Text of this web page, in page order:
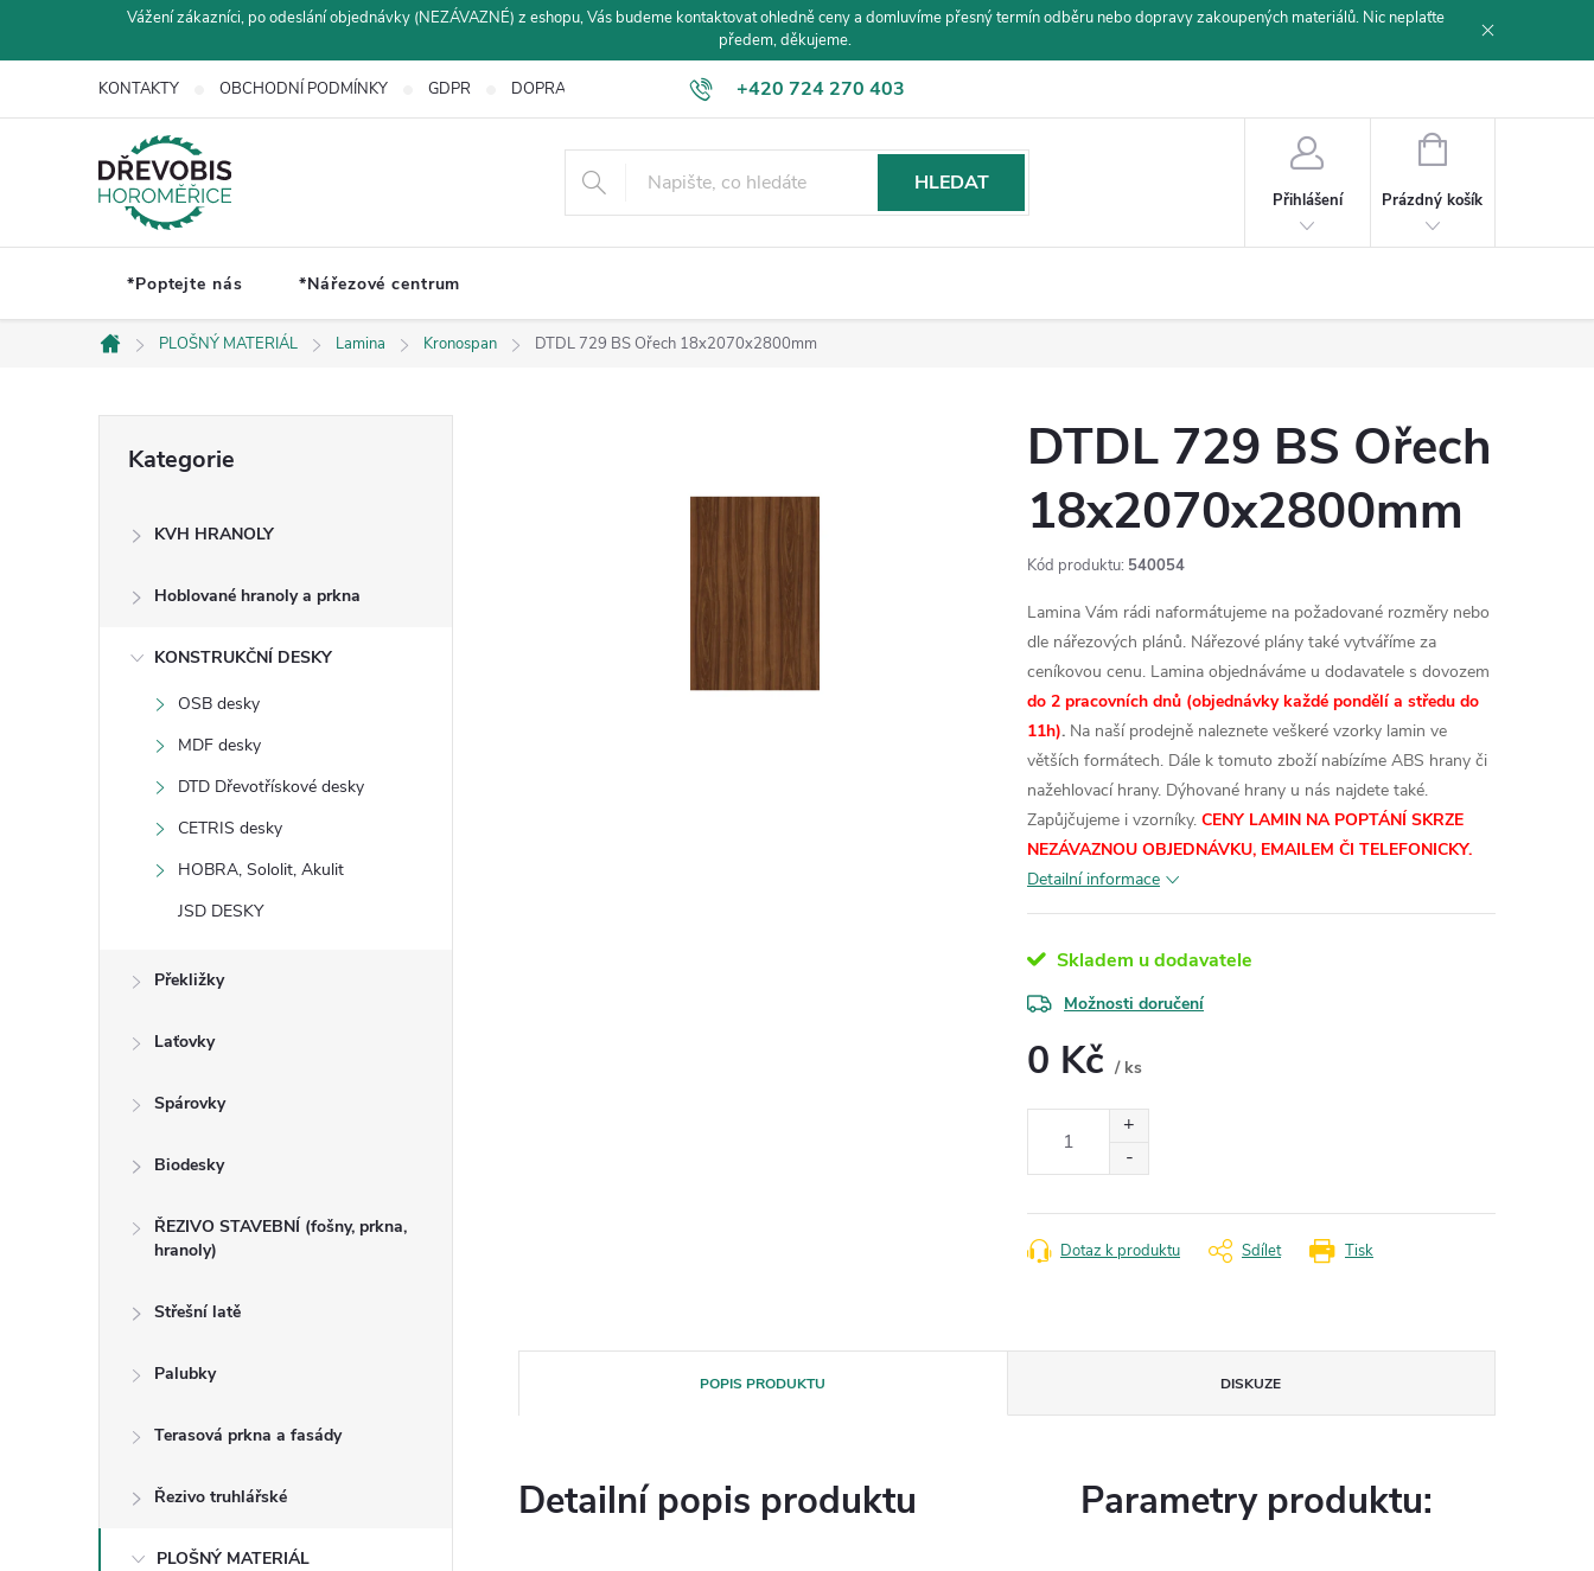
Vážení zákazníci, po odeslání objednávky (NEZÁVAZNÉ) z eshopu, Vás budeme kontaktovat ohledně ceny a domluvíme přesný termín odběru nebo dopravy zakoupených materiálů. Nic neplaťte
předem, děkujeme.
+420 724 270 403
KONTAKTY OBCHODNÍ PODMÍNKY GDPR DOPRAVA A PLATBA
HLEDAT
Přihlášení
NÁKUPNÍ
Prázdný košík
*Poptejte nás *Nářezové centrum
Domů
PLOŠNÝ MATERIÁL Lamina Kronospan DTDL 729 BS Ořech 18x2070x2800mm
kategorie
Kategorie
KVH HRANOLY
Hoblované hranoly a prkna
KONSTRUKČNÍ DESKY
OSB desky
MDF desky
DTD Dřevotřískové desky
CETRIS desky
HOBRA, Sololit, Akulit
JSD DESKY
Překližky
Laťovky
Spárovky
Biodesky
ŘEZIVO STAVEBNÍ (fošny, prkna,
hranoly)
Střešní latě
Palubky
Terasová prkna a fasády
Řezivo truhlářské
PLOŠNÝ MATERIÁL
DTDL 729 BS Ořech
18x2070x2800mm
Kód produktu: 540054
Lamina Vám rádi naformátujeme na požadované rozměry nebo
dle nářezových plánů. Nářezové plány také vytváříme za
ceníkovou cenu. Lamina objednáváme u dodavatele s dovozem
do 2 pracovních dnů (objednávky každé pondělí a středu do
11h). Na naší prodejně naleznete veškeré vzorky lamin ve
větších formátech. Dále k tomuto zboží nabízíme ABS hrany či
nažehlovací hrany. Dýhované hrany u nás najdete také.
Zapůjčujeme i vzorníky. CENY LAMIN NA POPTÁNÍ SKRZE
NEZÁVAZNOU OBJEDNÁVKU, EMAILEM ČI TELEFONICKY.
Detailní informace
Skladem u dodavatele
Možnosti doručení
0 Kč / ks
Tisk
Dotaz k produktu Sdílet
POPIS PRODUKTU DISKUZE
Detailní popis produktu Parametry produktu: